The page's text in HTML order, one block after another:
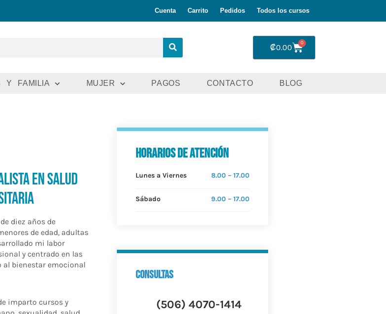
Cuenta Carrito Pedidos Todos los cursos
₡0.00 0
Y FAMILIA MUJER PAGOS CONTACTO BLOG
en Salud
diez años de
de edad, adultas
mi labor
y centrado en las
al bienestar emocional
imparto cursos y
horarios de atención
Lunes a Viernes 8.00 – 17.00
Sábado 9.00 – 17.00
consultas
(506) 4070-1414